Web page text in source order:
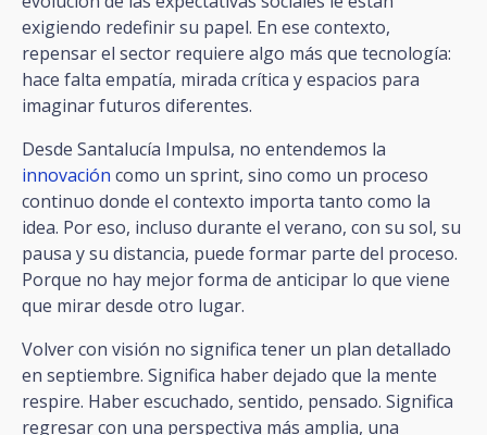
exigiendo redefinir su papel. En ese contexto,
repensar el sector requiere algo más que tecnología:
hace falta empatía, mirada crítica y espacios para
imaginar futuros diferentes.
Desde Santalucía Impulsa, no entendemos la
innovación como un sprint, sino como un proceso
continuo donde el contexto importa tanto como la
idea. Por eso, incluso durante el verano, con su sol, su
pausa y su distancia, puede formar parte del proceso.
Porque no hay mejor forma de anticipar lo que viene
que mirar desde otro lugar.
Volver con visión no significa tener un plan detallado
en septiembre. Significa haber dejado que la mente
respire. Haber escuchado, sentido, pensado. Significa
regresar con una perspectiva más amplia, una